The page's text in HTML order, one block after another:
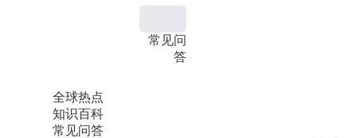
全球热点
知识百科
常见问答
常见问
答